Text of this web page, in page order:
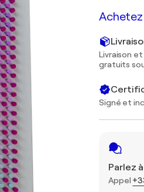
Livraison
gratuits
Signé et
Parlez
Appel